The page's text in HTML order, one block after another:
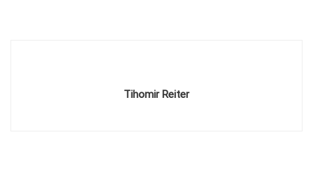
Tihomir Reiter